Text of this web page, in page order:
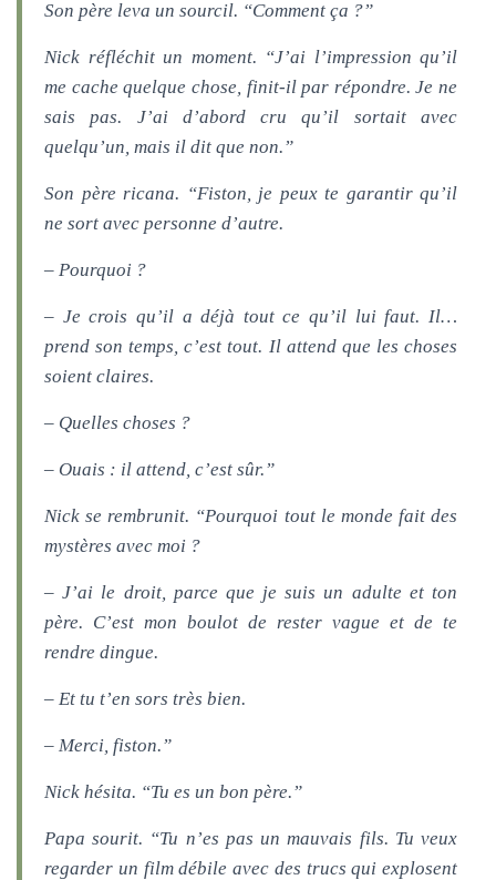
Son père leva un sourcil. “Comment ça ?”
Nick réfléchit un moment. “J’ai l’impression qu’il
me cache quelque chose, finit-il par répondre. Je ne
sais pas. J’ai d’abord cru qu’il sortait avec
quelqu’un, mais il dit que non.”
Son père ricana. “Fiston, je peux te garantir qu’il
ne sort avec personne d’autre.
– Pourquoi ?
– Je crois qu’il a déjà tout ce qu’il lui faut. Il…
prend son temps, c’est tout. Il attend que les choses
soient claires.
– Quelles choses ?
– Ouais : il attend, c’est sûr.”
Nick se rembrunit. “Pourquoi tout le monde fait des
mystères avec moi ?
– J’ai le droit, parce que je suis un adulte et ton
père. C’est mon boulot de rester vague et de te
rendre dingue.
– Et tu t’en sors très bien.
– Merci, fiston.”
Nick hésita. “Tu es un bon père.”
Papa sourit. “Tu n’es pas un mauvais fils. Tu veux
regarder un film débile avec des trucs qui explosent